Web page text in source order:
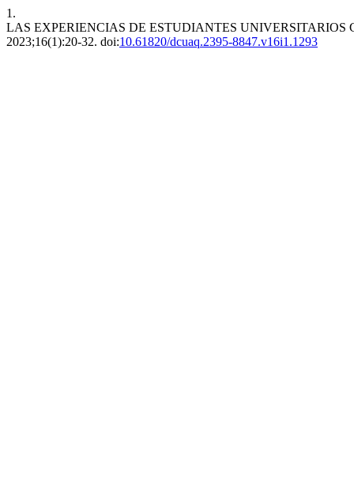
1.
LAS EXPERIENCIAS DE ESTUDIANTES
2023;16(1):20-32. doi:10.61820/dcuaq.2395-8847.v16i1.1293